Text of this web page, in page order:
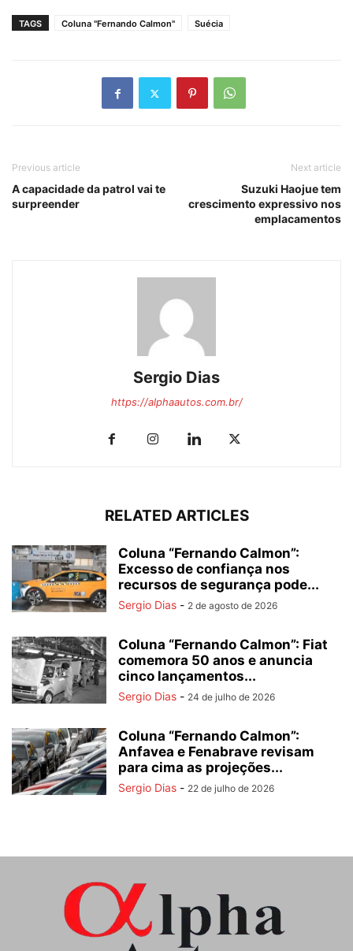
TAGS Coluna "Fernando Calmon" Suécia
Previous article
A capacidade da patrol vai te
surpreender
Next article
Suzuki Haojue tem
crescimento expressivo nos
emplacamentos
Sergio Dias
https://alphaautos.com.br/
RELATED ARTICLES
Coluna “Fernando Calmon”:
Excesso de confiança nos
recursos de segurança pode...
Sergio Dias - 2 de agosto de 2026
Coluna “Fernando Calmon”: Fiat
comemora 50 anos e anuncia
cinco lançamentos...
Sergio Dias - 24 de julho de 2026
Coluna “Fernando Calmon”:
Anfavea e Fenabrave revisam
para cima as projeções...
Sergio Dias - 22 de julho de 2026